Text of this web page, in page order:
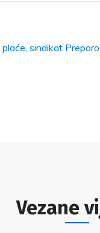
plaće, sindikat
Vezane